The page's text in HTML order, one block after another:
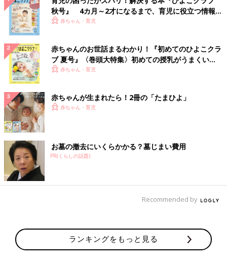
秋号』 4カ月～2才になるまで、育児に役立つ情報が
いっぱい！
赤ちゃん・育児
赤ちゃんのお世話まるわかり！『初めてのひよこクラ
ブ 夏号』〈巻頭大特集〉初めての授乳がうまくい
く！ おっぱい・ミルクの基本と夏のトラブル 解決テ
赤ちゃん・育児
赤ちゃんが生まれたら！2冊の「たまひよ」
赤ちゃん・育児
お墓の撤去にいくらかかる？墓じまい費用
PR(くらしの話題)
Recommended by
ランキングをもっと見る